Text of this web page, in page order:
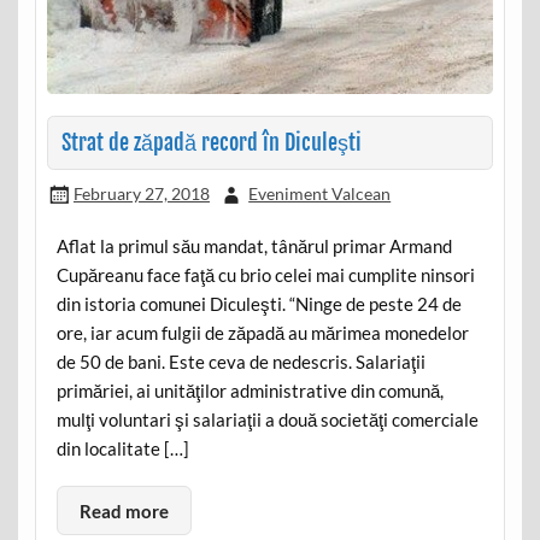
Strat de zăpadă record în Diculeşti
February 27, 2018 Eveniment Valcean
Aflat la primul său mandat, tânărul primar Armand
Cupăreanu face faţă cu brio celei mai cumplite ninsori
din istoria comunei Diculeşti. “Ninge de peste 24 de
ore, iar acum fulgii de zăpadă au mărimea monedelor
de 50 de bani. Este ceva de nedescris. Salariaţii
primăriei, ai unităţilor administrative din comună,
mulţi voluntari şi salariaţii a două societăţi comerciale
din localitate […]
Read more